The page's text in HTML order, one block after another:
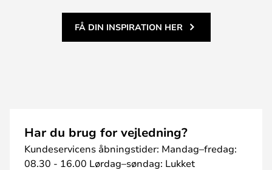
FÅ DIN INSPIRATION HER
Har du brug for vejledning?
Kundeservicens åbningstider: Mandag–fredag:
08.30 - 16.00 Lørdag–søndag: Lukket